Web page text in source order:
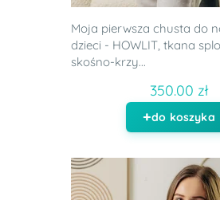
Moja pierwsza chusta do
dzieci - HOWLIT, tkana
skośno-krzy...
350.00 zł
do koszyka